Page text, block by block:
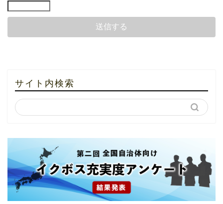
サイト内検索